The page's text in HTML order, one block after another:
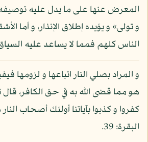
المعرض عنها على ما يدل عليه
و تولى» و يؤيده إطلاق الإنذار، و أما
الناس كلهم فمما لا يساعد عليه
و المراد بصلي النار اتباعها و لزومها
هو مما قضى الله به في حق الكافر، قال
كفروا و كذبوا بآياتنا أولئك أصحاب
البقرة: 39.